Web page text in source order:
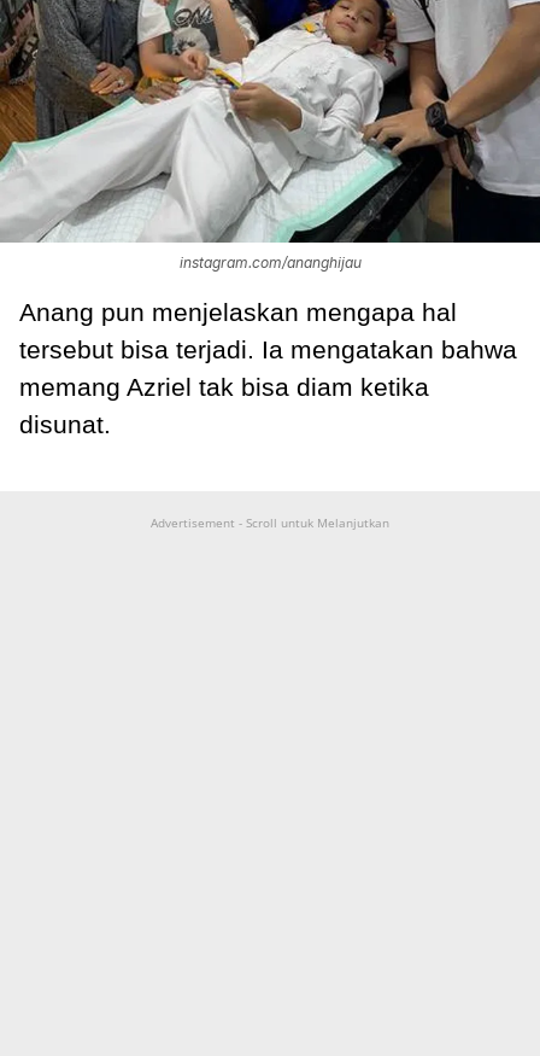
instagram.com/ananghijau
Anang pun menjelaskan mengapa hal
tersebut bisa terjadi. Ia mengatakan bahwa
memang Azriel tak bisa diam ketika
disunat.
Advertisement - Scroll untuk Melanjutkan